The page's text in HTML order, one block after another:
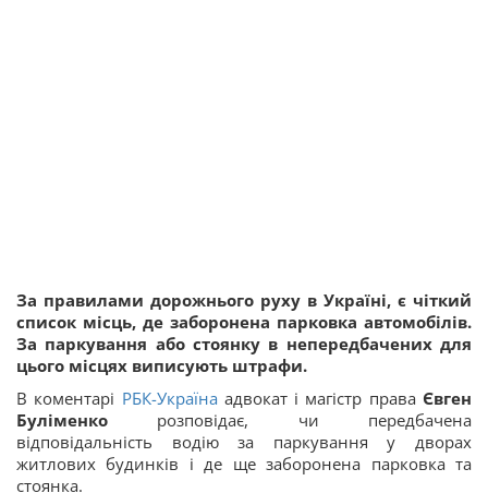
За правилами дорожнього руху в Україні, є чіткий
список місць, де заборонена парковка автомобілів.
За паркування або стоянку в непередбачених для
цього місцях виписують штрафи.
В коментарі РБК-Україна адвокат і магістр права Євген
Буліменко розповідає, чи передбачена
відповідальність водію за паркування у дворах
житлових будинків і де ще заборонена парковка та
стоянка.